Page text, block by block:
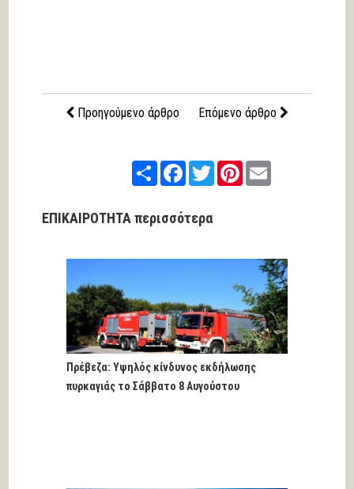
Προηγούμενο άρθρο Επόμενο άρθρο
ShareFacebook
TwitterPinterestEmail
ΕΠΙΚΑΙΡΟΤΗΤΑ περισσότερα
Πρέβεζα: Υψηλός κίνδυνος εκδήλωσης
πυρκαγιάς το Σάββατο 8 Αυγούστου